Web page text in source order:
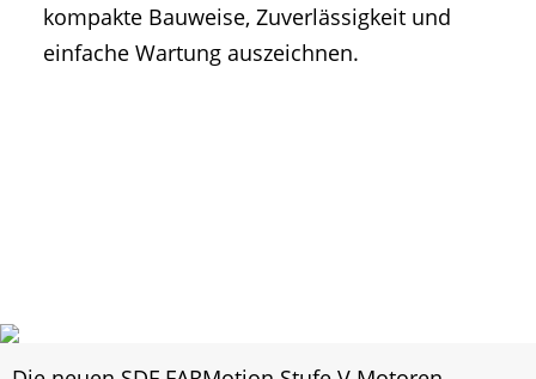
kompakte Bauweise, Zuverlässigkeit und
einfache Wartung auszeichnen.